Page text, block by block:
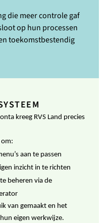
die meer controle gaf
op hun processen
toekomstbestendig
kreeg RVS Land precies
aan te passen
inzicht in te richten
beheren via de
van gemaakt en het
eigen werkwijze.